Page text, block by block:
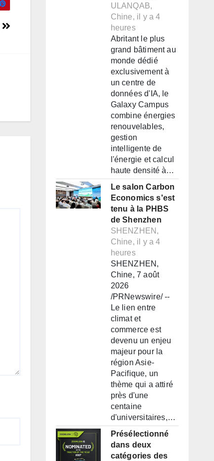
ULANQAB,
Chine, il y a 4
heures
Abritant le plus
grand bâtiment au
monde dédié
exclusivement à
un centre de
données d'IA, le
Galaxy Campus
combine énergies
renouvelables,
gestion
intelligente de
l'énergie et calcul
haute densité à…
Le salon Carbon
Economics s'est
tenu à la PHBS
de Shenzhen
SHENZHEN,
Chine, il y a 4
heures
SHENZHEN,
Chine, 7 août
2026
/PRNewswire/ --
Le lien entre
climat et
commerce est
devenu un enjeu
majeur pour la
région Asie-
Pacifique, un
thème qui a attiré
près d'une
centaine
d'universitaires,…
Présélectionné
dans deux
catégories des